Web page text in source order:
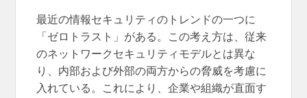
最近の情報セキュリティのトレンドの一つに
「ゼロトラスト」がある。 この考え方は、従来
のネットワークセキュリティモデルとは異な
り、内部および外部の両方からの脅威を考慮に
入れている。これにより、企業や組織が直面す